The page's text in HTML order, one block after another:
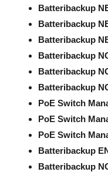
Batteribackup
Batteribackup
Batteribackup
Batteribackup
Batteribackup
Batteribackup
PoE Switch
PoE Switch
PoE Switch
Batteribackup
Batteribackup